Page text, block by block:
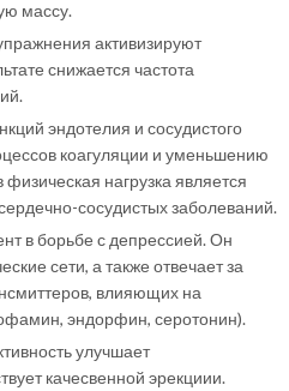
массу.
активизируют
снижается частота
эндотелия и сосудистого
коагуляции и уменьшению
нагрузка является
сосудистых заболеваний.
в борьбе с депрессией. Он
сети, а также отвечает за
влияющих на
эндорфин, серотонин).
улучшает
качесвенной эрекциии.